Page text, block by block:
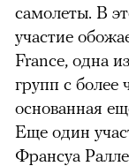
самолеты. В
участие
France, одна
групп с более
основанная
Еще один
Франсуа